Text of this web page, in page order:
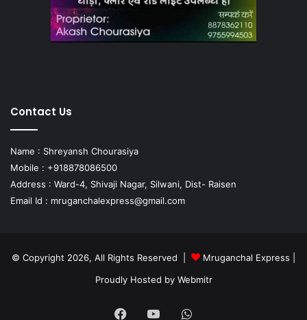
Contact Us
Name : Shreyansh Chourasiya
Mobile : +918878086500
Address : Ward-4, Shivaji Nagar, Silwani, Dist- Raisen
Email Id : mruganchalexpress@gmail.com
© Copyright 2026, All Rights Reserved | Mruganchal Express
Proudly Hosted by Webmitr
Facebook
YouTubeWhatsApp